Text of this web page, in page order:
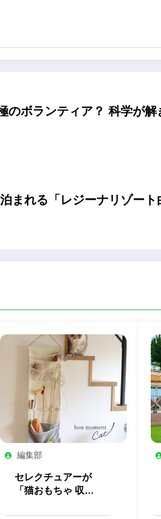
のボランティア？ 科学が
まれる「レジーナリゾー
編集部
セレクチュアーが
「猫おもちゃ 収納